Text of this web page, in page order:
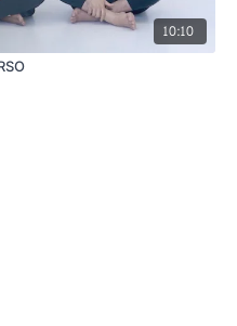
10:10